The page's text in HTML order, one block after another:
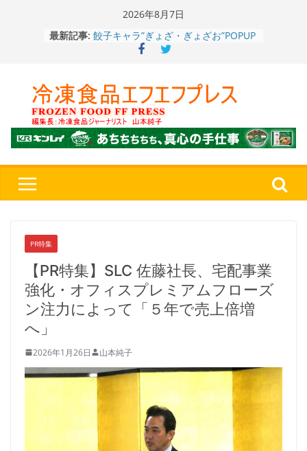
2026年8月7日
最新記事: 「CHEESE WONDER」5周年～夏に限
定さわやかフレーバー「CHEESE
ジ♪ふわもちめん！！「冷凍 日清の
どん兵衛 大盛 きつねうどん」
「同 肉うどん」
日清食品冷凍、背油の旨み・コク深い
醤油味・かつてない細麺！ 「冷凍
から新ブランド『ニップン、彩りごは
PR特集
【PR特集】SLC 佐藤社長、宅配事業
強化・オフィスプレミアムフローズ
ン注力によって「５年で売上倍増
へ」
2026年1月26日 山本純子